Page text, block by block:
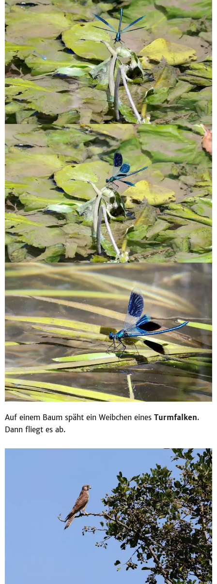
Auf einem Baum späht ein Weibchen eines Turmfalken.
Dann fliegt es ab.